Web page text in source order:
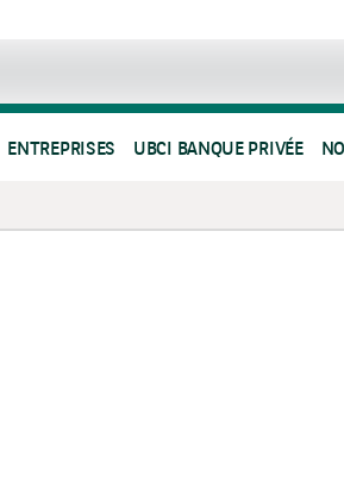
ENTREPRISES UBCI BANQUE PRIVÉE